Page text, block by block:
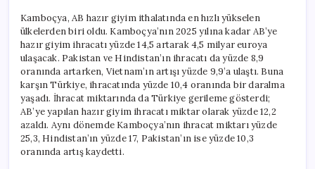
Kamboçya, AB hazır giyim ithalatında en hızlı yükselen
ülkelerden biri oldu. Kamboçya’nın 2025 yılına kadar AB’ye
hazır giyim ihracatı yüzde 14,5 artarak 4,5 milyar euroya
ulaşacak. Pakistan ve Hindistan’ın ihracatı da yüzde 8,9
oranında artarken, Vietnam’ın artışı yüzde 9,9’a ulaştı. Buna
karşın Türkiye, ihracatında yüzde 10,4 oranında bir daralma
yaşadı. İhracat miktarında da Türkiye gerileme gösterdi;
AB’ye yapılan hazır giyim ihracatı miktar olarak yüzde 12,2
azaldı. Aynı dönemde Kamboçya’nın ihracat miktarı yüzde
25,3, Hindistan’ın yüzde 17, Pakistan’ın ise yüzde 10,3
oranında artış kaydetti.